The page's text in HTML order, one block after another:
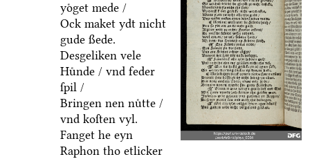
yoͤget mede /
Ock maket ydt nicht
gude ßede.
Desgeliken vele
Huͤnde / vnd feder
ſpil /
Bringen nen nuͤtte /
vnd koſten vyl.
Fanget he eyn
Raphon tho etlicker